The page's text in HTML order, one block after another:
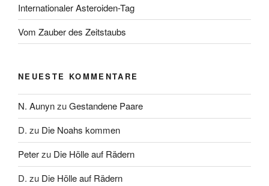
Internationaler Asteroiden-Tag
Vom Zauber des Zeitstaubs
NEUESTE KOMMENTARE
N. AunynzuGestandene Paare
D. zu Die Noahs kommen
Peterzu Die Hölle auf Rädern
D. zu Die Hölle auf Rädern